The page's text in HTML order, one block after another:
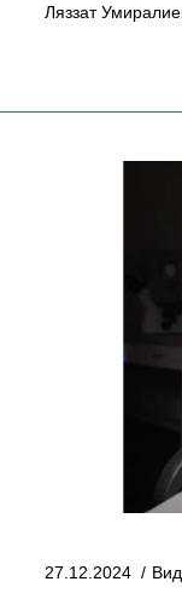
Ляззат
27.12.2024